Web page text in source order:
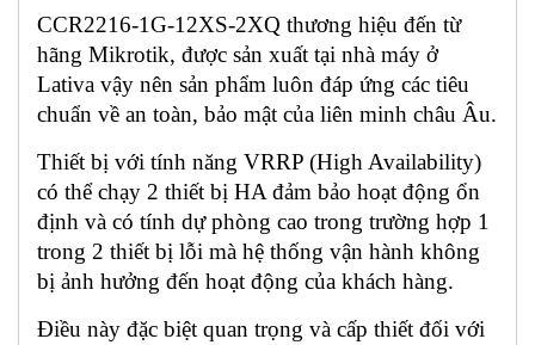
CCR2216-1G-12XS-2XQ thương hiệu đến từ
hãng Mikrotik, được sản xuất tại nhà máy ở
Lativa vậy nên sản phẩm luôn đáp ứng các tiêu
chuẩn về an toàn, bảo mật của liên minh châu Âu.
Thiết bị với tính năng VRRP (High Availability)
có thể chạy 2 thiết bị HA đảm bảo hoạt động ổn
định và có tính dự phòng cao trong trường hợp 1
trong 2 thiết bị lỗi mà hệ thống vận hành không
bị ảnh hưởng đến hoạt động của khách hàng.
Điều này đặc biệt quan trọng và cấp thiết đối với